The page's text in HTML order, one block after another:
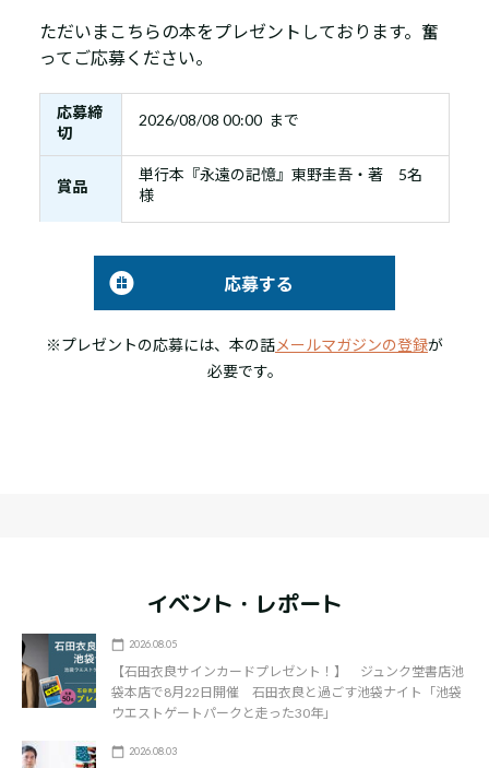
ただいまこちらの本をプレゼントしております。奮
ってご応募ください。
応募締
切
2026/08/08 00:00 まで
賞品
単行本『永遠の記憶』東野圭吾・著 5名
様
応募する
※プレゼントの応募には、本の話メールマガジンの登録が
必要です。
イベント・レポート
2026.08.05
【石田衣良サインカードプレゼント！】 ジュンク堂書店池
袋本店で8月22日開催 石田衣良と過ごす池袋ナイト「池袋
ウエストゲートパークと走った30年」
2026.08.03